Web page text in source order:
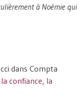
à Noémie qui
dans Compta
confiance, la